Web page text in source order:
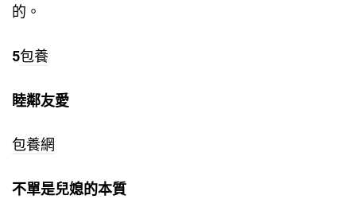
的。
5包養
睦鄰友愛
包養網
不單是兒媳的本質